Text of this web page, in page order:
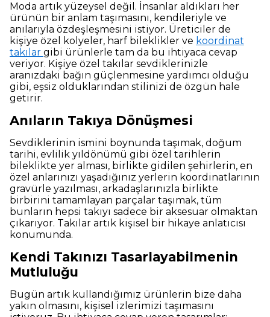
Moda artık yüzeysel değil. İnsanlar aldıkları her
ürünün bir anlam taşımasını, kendileriyle ve
anılarıyla özdeşleşmesini istiyor. Üreticiler de
kişiye özel kolyeler, harf bileklikler ve koordinat
takılar gibi ürünlerle tam da bu ihtiyaca cevap
veriyor. Kişiye özel takılar sevdiklerinizle
aranızdaki bağın güçlenmesine yardımcı olduğu
gibi, eşsiz olduklarından stilinizi de özgün hale
getirir.
Anıların Takıya Dönüşmesi
Sevdiklerinin ismini boynunda taşımak, doğum
tarihi, evlilik yıldönümü gibi özel tarihlerin
bileklikte yer alması, birlikte gidilen şehirlerin, en
özel anlarınızı yaşadığınız yerlerin koordinatlarının
gravürle yazılması, arkadaşlarınızla birlikte
birbirini tamamlayan parçalar taşımak, tüm
bunların hepsi takıyı sadece bir aksesuar olmaktan
çıkarıyor. Takılar artık kişisel bir hikaye anlatıcısı
konumunda.
Kendi Takınızı Tasarlayabilmenin
Mutluluğu
Bugün artık kullandığımız ürünlerin bize daha
yakın olmasını, kişisel izlerimizi taşımasını